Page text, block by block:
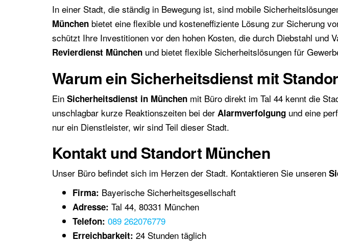
In einer Stadt, die ständig in Bewegung ist, sind mobile
München bietet eine flexible und kosteneffiziente Lösung zur Sicherung
schützt Ihre Investitionen vor den hohen Kosten, die durch Diebstahl und
Revierdienst München und bietet flexible Sicherheitslösungen für
Warum ein Sicherheitsdienst mit
Ein Sicherheitsdienst in München mit Büro direkt im Tal 44 kennt die
unschlagbar kurze Reaktionszeiten bei der Alarmverfolgung und eine
nur ein Dienstleister, wir sind Teil dieser Stadt.
Kontakt und Standort München
Unser Büro befindet sich im Herzen der Stadt. Kontaktieren Sie unseren
Firma: Bayerische Sicherheitsgesellschaft
Adresse: Tal 44, 80331 München
Telefon: 089 262076779
Erreichbarkeit: 24 Stunden täglich